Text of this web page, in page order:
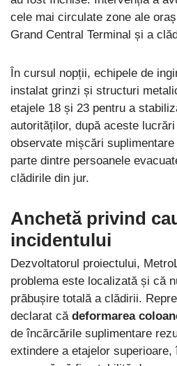
cele mai circulate zone ale
Grand Central Terminal și a
În cursul nopții, echipele de
instalat grinzi și structuri
etajele 18 și 23 pentru a
autorităților, după aceste
observate mișcări
parte dintre persoanele
clădirile din jur.
Anchetă privind
incidentului
Dezvoltatorul proiectului,
problema este localizată și că
prăbușire totală a clădirii.
declarat că deformarea
de încărcările suplimentare
extindere a etajelor